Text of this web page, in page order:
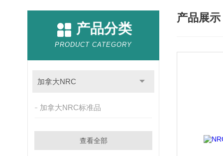
产品分类
PRODUCT CATEGORY
加拿大NRC
加拿大NRC标准品
查看全部
产品展示